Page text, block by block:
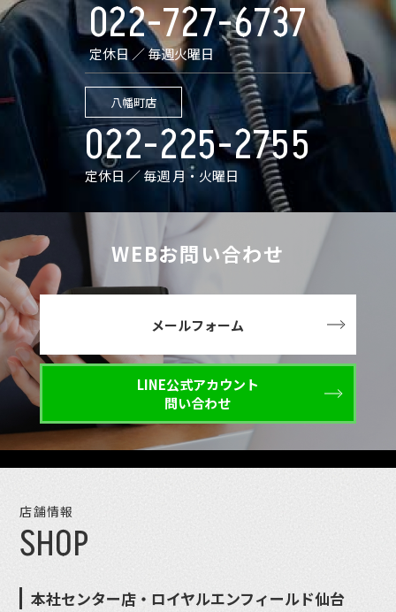
022-727-6737
定休日 ／ 毎週火曜日
八幡町店
022-225-2755
定休日 ／ 毎週 月・火曜日
WEBお問い合わせ
メールフォーム
LINE公式アカウント
問い合わせ
店舗情報
SHOP
本社センター店・ロイヤルエンフィールド仙台